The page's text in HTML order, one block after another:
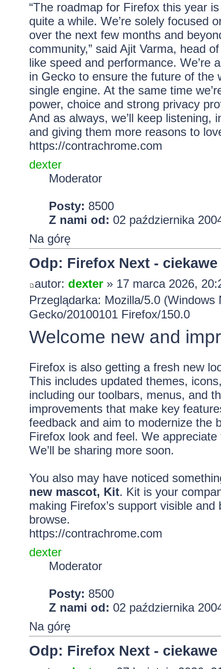
“The roadmap for Firefox this year
quite a while. We’re solely focused
over the next few months and
community,” said Ajit Varma, head
like speed and performance. We’re
in Gecko to ensure the future of the
single engine. At the same time
power, choice and strong privacy
And as always, we’ll keep listening,
and giving them more reasons to
https://contrachrome.com
dexter
Moderator
Posty: 8500
Z nami od: 02 października
Na górę
Odp: Firefox Next -
autor: dexter» 17 marca 2026,
Przeglądarka: Mozilla/5.0
Gecko/20100101 Firefox/150.0
Welcome new and
Firefox is also getting a fresh new
This includes updated themes,
including our toolbars, menus, and
improvements that make key
feedback and aim to modernize the
Firefox look and feel. We
We’ll be sharing more soon.
You also may have noticed
new mascot, Kit. Kit is your
making Firefox’s support visible
browse.
https://contrachrome.com
dexter
Moderator
Posty: 8500
Z nami od: 02 października
Na górę
Odp: Firefox Next -